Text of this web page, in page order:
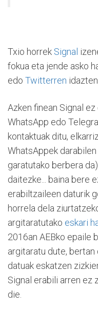
Txio horrek Signal
fokua eta jende asko
edo Twitterren
Azken finean Signal
WhatsApp edo
kontaktuak ditu,
WhatsAppek
garatutako berbera
daitezke... baina bere
erabiltzaileen daturik
horrela dela
argitaratutako eskari
2016an AEBko epaile
argitaratu dute,
datuak eskatzen
Signal erabili arren ez
die.